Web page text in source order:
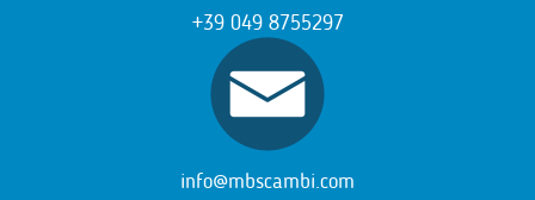
+39 049 8755297
info@mbscambi.com